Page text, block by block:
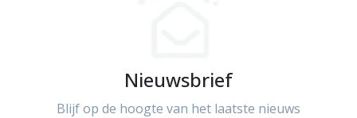
Nieuwsbrief
Blijf op de hoogte van het laatste nieuws